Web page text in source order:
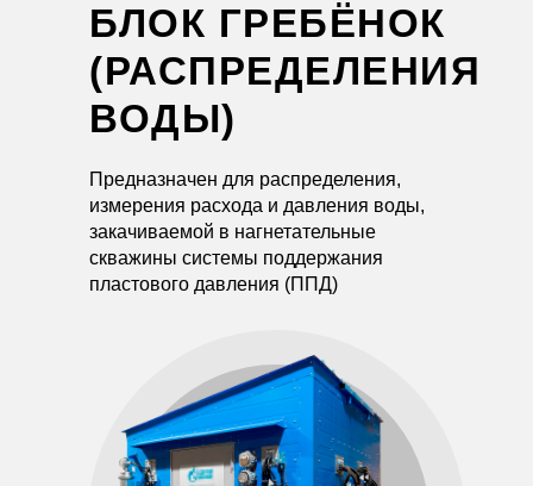
БЛОК ГРЕБЁНОК
(РАСПРЕДЕЛЕНИЯ
ВОДЫ)
Предназначен для распределения,
измерения расхода и давления воды,
закачиваемой в нагнетательные
скважины системы поддержания
пластового давления (ППД)